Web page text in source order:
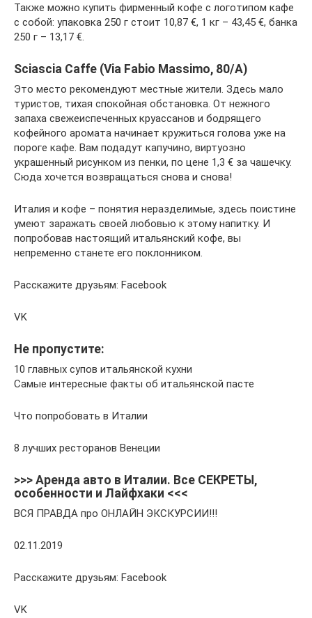
Также можно купить фирменный кофе с логотипом кафе
с собой: упаковка 250 г стоит 10,87 €, 1 кг – 43,45 €, банка
250 г – 13,17 €.
Sciascia Caffe (Via Fabio Massimo, 80/A)
Это место рекомендуют местные жители. Здесь мало
туристов, тихая спокойная обстановка. От нежного
запаха свежеиспеченных круассанов и бодрящего
кофейного аромата начинает кружиться голова уже на
пороге кафе. Вам подадут капучино, виртуозно
украшенный рисунком из пенки, по цене 1,3 € за чашечку.
Сюда хочется возвращаться снова и снова!
Италия и кофе – понятия неразделимые, здесь поистине
умеют заражать своей любовью к этому напитку. И
попробовав настоящий итальянский кофе, вы
непременно станете его поклонником.
Расскажите друзьям: Facebook
VK
Не пропустите:
10 главных супов итальянской кухни
Самые интересные факты об итальянской пасте
Что попробовать в Италии
8 лучших ресторанов Венеции
>>> Аренда авто в Италии. Все СЕКРЕТЫ,
особенности и Лайфхаки <<<
ВСЯ ПРАВДА про ОНЛАЙН ЭКСКУРСИИ!!!
02.11.2019
Расскажите друзьям: Facebook
VK